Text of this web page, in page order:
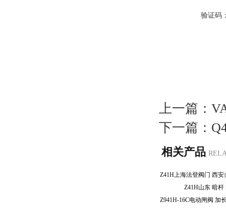
验证码
上一篇：
下一篇：
相关产品
Z41H山东 暗